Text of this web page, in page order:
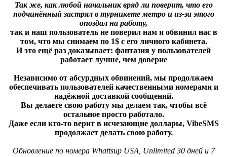
Так же, как любой начальник вряд ли поверит, что его
подчинённый застрял в турникете метро и из-за этого
опоздал на работу,
так и наш пользователь не поверил нам и обвинил нас в
том, что мы снимаем по 1$ с его личного кабинета.
И это ещё раз доказывает: фантазия у пользователей
работает лучше, чем доверие
Независимо от абсурдных обвинений, мы продолжаем
обеспечивать пользователей качественными номерами и
надёжной доставкой сообщений.
Вы делаете свою работу мы делаем так, чтобы всё
остальное просто работало.
Даже если кто-то верит в исчезающие доллары, VibeSMS
продолжает делать свою работу.
Обновление по номера Whattsup USA, Unlimited 30 дней и 7